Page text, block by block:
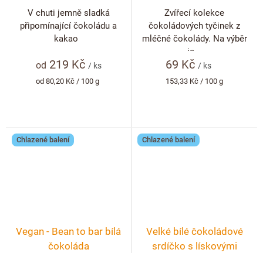
od 219 Kč / ks
Měrná
od 80,20 Kč / 100 g
V chuti jemně sladká
připomínající čokoládu a
kakao
69 Kč/ ks
Měrná
153,33 Kč / 100 g
Zvířecí kolekce
čokoládových tyčinek z
mléčné čokolády. Na výběr
je...
Chlazené balení
Vegan - Bean to bar bílá
čokoláda
Chlazené balení
Velké bílé čokoládové
srdíčko s lískovými